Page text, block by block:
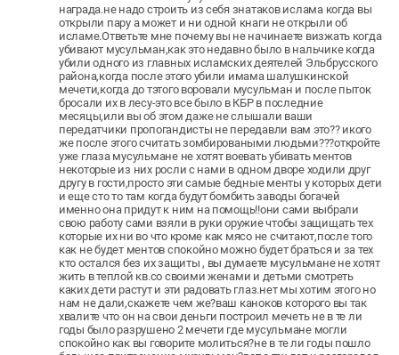
награда.не надо строить из себя знатаков ислама когда вы
открыли пару а может и ни одной кнаги не открыли об
исламе.Ответьте мне почему вы не начинаете визжать когда
убивают мусульман,как это недавно было в нальчике когда
убили одного из главных исламских деятелей Эльбрусского
района,когда после этого убили имама шалушкинской
мечети,когда до тэтого воровали мусульман и после пыток
бросали их в лесу-это все было в КБР в последние
месяцы,или вы об этом даже не слышали ваши
передатчики пропогандисты не передавли вам это?? икого
же после этого считать зомбироваными людьми???откройте
уже глаза мусульмане не хотят воевать убивать ментов
некоторые из них росли с нами в одном дворе ходили друг
другу в гости,просто эти самые бедные менты у которых дети
и еще сто то там когда будут бомбить заводы богачей
именно она придут к ним на помощь!!они сами выбрали
свою работу сами взяли в руки оружие чтобы защищать тех
которые их ни во что кроме как мясо не считают,после того
как не будет ментов спокойно можно будет браться и за тех
кто остался без их защиты , вы думаете мусульмане не хотят
жить в теплой кв.со своими женами и детьми смотреть
каких дети растут и эти радовать глаз.нет мы хотим этого но
нам не дали,скажете чем же?ваш каноков которого вы так
хвалите что он на свои деньги построил мечеть не в те ли
годы было разрушено 2 мечети где мусульмане могли
спокойно как вы говорите молиться?не в те ли годы пошло